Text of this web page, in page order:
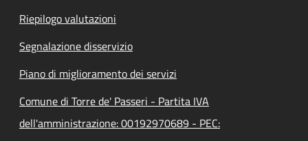
Riepilogo valutazioni
Segnalazione disservizio
Piano di miglioramento dei servizi
Comune di Torre de' Passeri - Partita IVA
dell'amministrazione: 00192970689 - PEC: